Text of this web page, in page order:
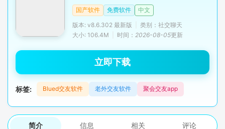
国产软件 免费软件
中文
版本: v8.6.302 最新版
类别：社交聊天
大小: 106.4M
时间： 2026-08-05更新
立即下载
标签: Blued交友软件 老外交友软件 聚会交友app
简介 信息 相关 评论